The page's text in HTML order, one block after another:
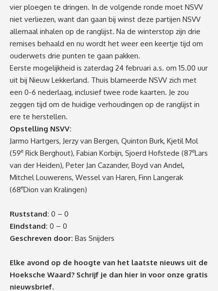
vier ploegen te dringen. In de volgende ronde moet NSVV
niet verliezen, want dan gaan bij winst deze partijen NSVV
allemaal inhalen op de ranglijst. Na de winterstop zijn drie
remises behaald en nu wordt het weer een keertje tijd om
ouderwets drie punten te gaan pakken.
Eerste mogelijkheid is zaterdag 24 februari a.s. om 15.00 uur
uit bij Nieuw Lekkerland. Thuis blameerde NSVV zich met
een 0-6 nederlaag, inclusief twee rode kaarten. Je zou
zeggen tijd om de huidige verhoudingen op de ranglijst in
ere te herstellen.
Opstelling NSVV:
Jarmo Hartgers, Jerzy van Bergen, Quinton Burk, Kjetil Mol
(59e Rick Berghout), Fabian Korbijn, Sjoerd Hofstede (87eLars
van der Heiden), Peter Jan Cazander, Boyd van Andel,
Mitchel Louwerens, Wessel van Haren, Finn Langerak
(68eDion van Kralingen)
Ruststand: 0 – 0
Eindstand: 0 – 0
Geschreven door: Bas Snijders
Elke avond op de hoogte van het laatste nieuws uit de
Hoeksche Waard? Schrijf je dan hier in voor onze gratis
nieuwsbrief.